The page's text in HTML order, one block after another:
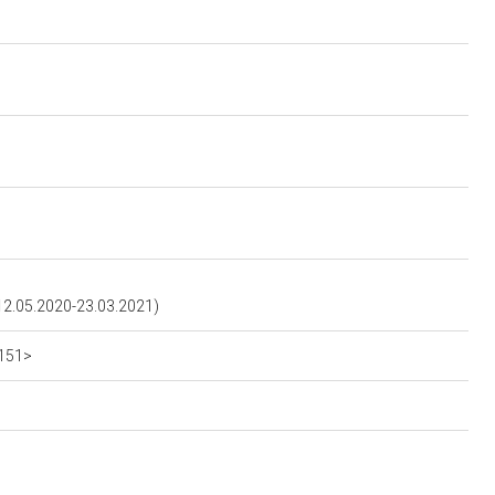
23.03.2021)